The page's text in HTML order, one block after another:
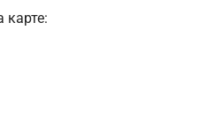
карте: